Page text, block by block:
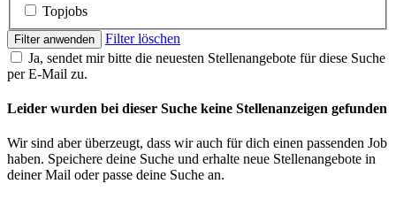
Topjobs
Filter anwenden
Filter löschen
Ja, sendet mir bitte die neuesten Stellenangebote für diese Suche
per E-Mail zu.
Leider wurden bei dieser Suche keine Stellenanzeigen gefunden
Wir sind aber überzeugt, dass wir auch für dich einen passenden Job
haben. Speichere deine Suche und erhalte neue Stellenangebote in
deiner Mail oder passe deine Suche an.